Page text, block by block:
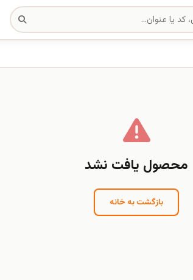
محصول یافت نشد
بازگشت به خانه